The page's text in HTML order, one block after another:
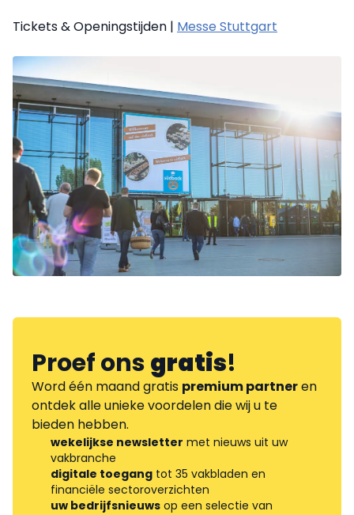
Tickets & Openingstijden | Messe Stuttgart
Proef onsgratis!
Word één maand gratis premium partneren
ontdek alle unieke voordelen die wij u te
bieden hebben.
wekelijkse newsletter met nieuws uit uw
vakbranche
digitale toegang tot 35 vakbladen en
financiële sectoroverzichten
uw bedrijfsnieuws op een selectie van